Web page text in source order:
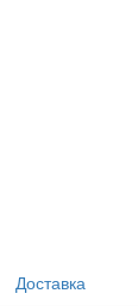
Доставка